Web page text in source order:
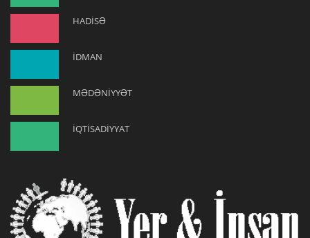
HADİSƏ
İDMAN
MƏDƏNİYYƏT
İQTİSADİYYAT